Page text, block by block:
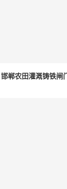
邯郸农田灌溉铸铁闸门